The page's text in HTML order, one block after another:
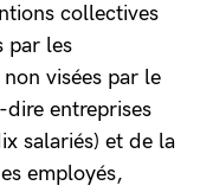
collectives
par les
visées par le
dire entreprises
salariés) et de la
employés,